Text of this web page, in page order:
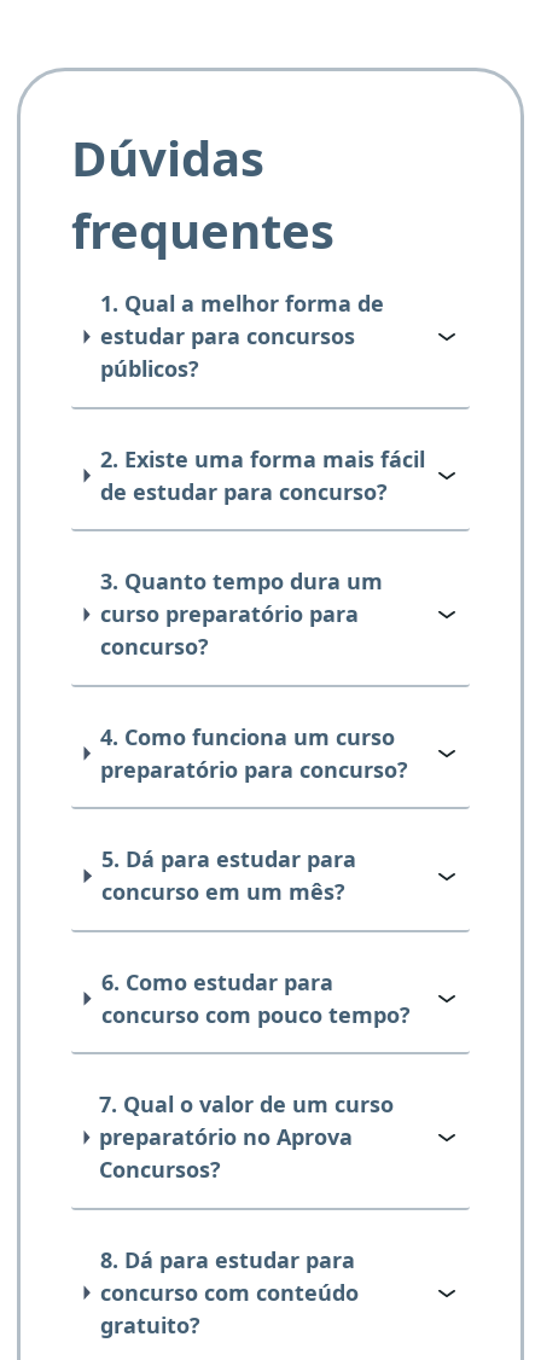
Dúvidas
frequentes
1. Qual a melhor forma de
estudar para concursos
públicos?
2. Existe uma forma mais fácil
de estudar para concurso?
3. Quanto tempo dura um
curso preparatório para
concurso?
4. Como funciona um curso
preparatório para concurso?
5. Dá para estudar para
concurso em um mês?
6. Como estudar para
concurso com pouco tempo?
7. Qual o valor de um curso
preparatório no Aprova
Concursos?
8. Dá para estudar para
concurso com conteúdo
gratuito?